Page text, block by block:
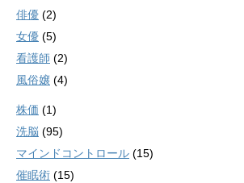
俳優 (2)
女優 (5)
看護師 (2)
風俗嬢 (4)
株価 (1)
洗脳 (95)
マインドコントロール (15)
催眠術 (15)